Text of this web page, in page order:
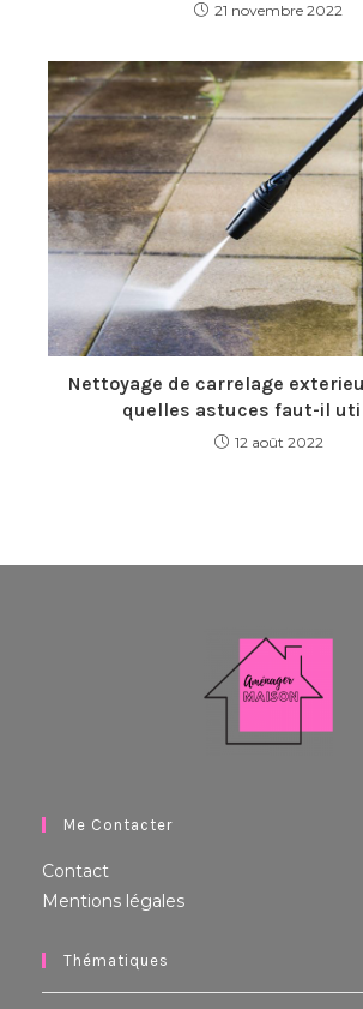
21 novembre 2022
Nettoyage de carrelage
quelles astuces faut-il
12 août 2022
Me Contacter
Contact
Mentions légales
Thématiques